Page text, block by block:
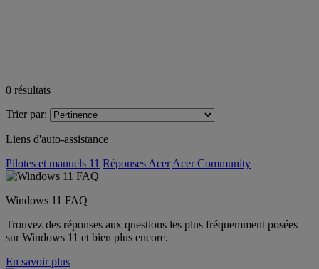
0 résultats
Trier par:
Liens d'auto-assistance
Pilotes et manuels 11 Réponses Acer Acer Community
Windows 11 FAQ
Trouvez des réponses aux questions les plus fréquemment posées
sur Windows 11 et bien plus encore.
En savoir plus